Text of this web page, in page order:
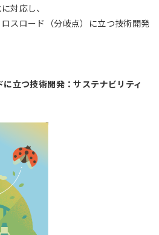
対応し、
スロード（分岐点）に立つ技術開発
立つ技術開発：サステナビリティ